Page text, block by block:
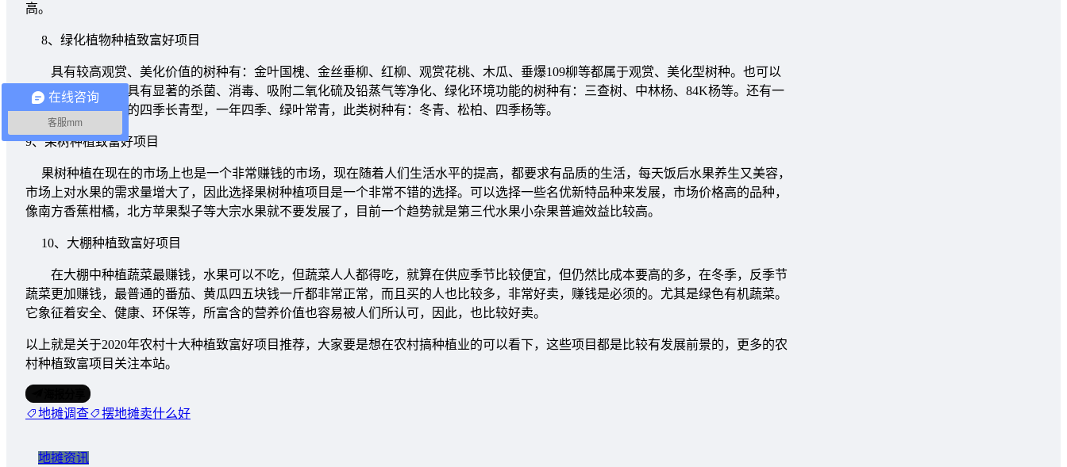
高。
8、绿化植物种植致富好项目
具有较高观赏、美化价值的树种有：金叶国槐、金丝垂柳、红柳、观赏花桃、木瓜、垂爆109柳等都属于观赏、美化型树种。也可以
是净化、绿化型，具有显著的杀菌、消毒、吸附二氧化硫及铅蒸气等净化、绿化环境功能的树种有：三查树、中林杨、84K杨等。还有一
些在城市里做绿化的四季长青型，一年四季、绿叶常青，此类树种有：冬青、松柏、四季杨等。
9、果树种植致富好项目
果树种植在现在的市场上也是一个非常赚钱的市场，现在随着人们生活水平的提高，都要求有品质的生活，每天饭后水果养生又美容，
市场上对水果的需求量增大了，因此选择果树种植项目是一个非常不错的选择。可以选择一些名优新特品种来发展，市场价格高的品种，
像南方香蕉柑橘，北方苹果梨子等大宗水果就不要发展了，目前一个趋势就是第三代水果小杂果普遍效益比较高。
10、大棚种植致富好项目
在大棚中种植蔬菜最赚钱，水果可以不吃，但蔬菜人人都得吃，就算在供应季节比较便宜，但仍然比成本要高的多，在冬季，反季节
蔬菜更加赚钱，最普通的番茄、黄瓜四五块钱一斤都非常正常，而且买的人也比较多，非常好卖，赚钱是必须的。尤其是绿色有机蔬菜。
它象征着安全、健康、环保等，所富含的营养价值也容易被人们所认可，因此，也比较好卖。
以上就是关于2020年农村十大种植致富好项目推荐，大家要是想在农村搞种植业的可以看下，这些项目都是比较有发展前景的，更多的农
村种植致富项目关注本站。
地摊调查 摆地摊卖什么好
地摊资讯
在线咨询
客服mm